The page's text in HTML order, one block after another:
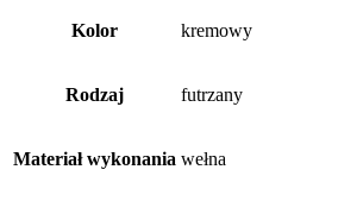
Kolor kremowy
Rodzaj futrzany
Materiał wykonania wełna